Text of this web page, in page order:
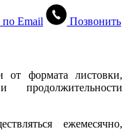
по Email Позвонить
от формата листовки,
продолжительности
ежемесячно,